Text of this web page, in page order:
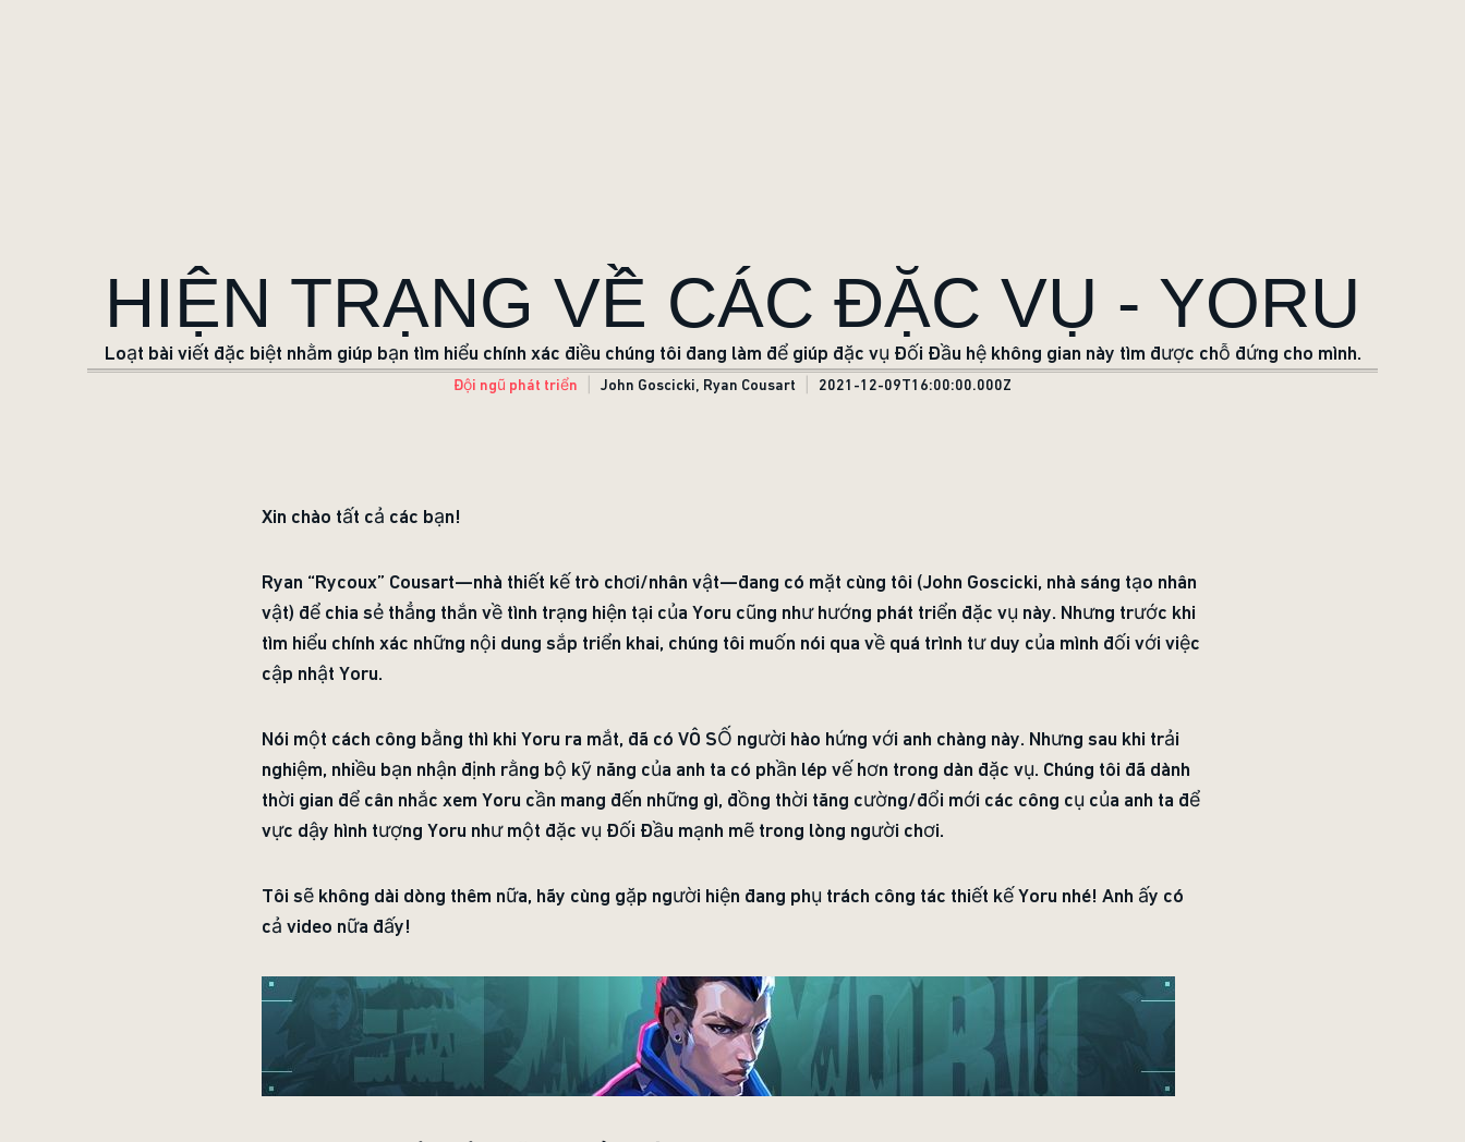
HIỆN TRẠNG VỀ CÁC ĐẶC VỤ - YORU
Loạt bài viết đặc biệt nhằm giúp bạn tìm hiểu chính xác điều chúng tôi đang làm để giúp đặc vụ Đối Đầu hệ không gian này tìm được chỗ đứng cho mình.
Đội ngũ phát triển John Goscicki, Ryan Cousart 2021-12-09T16:00:00.000Z
Xin chào tất cả các bạn!
Ryan “Rycoux” Cousart—nhà thiết kế trò chơi/nhân vật—đang có mặt cùng tôi (John Goscicki, nhà sáng tạo nhân
vật) để chia sẻ thẳng thắn về tình trạng hiện tại của Yoru cũng như hướng phát triển đặc vụ này. Nhưng trước khi
tìm hiểu chính xác những nội dung sắp triển khai, chúng tôi muốn nói qua về quá trình tư duy của mình đối với việc
cập nhật Yoru.
Nói một cách công bằng thì khi Yoru ra mắt, đã có VÔ SỐ người hào hứng với anh chàng này. Nhưng sau khi trải
nghiệm, nhiều bạn nhận định rằng bộ kỹ năng của anh ta có phần lép vế hơn trong dàn đặc vụ. Chúng tôi đã dành
thời gian để cân nhắc xem Yoru cần mang đến những gì, đồng thời tăng cường/đổi mới các công cụ của anh ta để
vực dậy hình tượng Yoru như một đặc vụ Đối Đầu mạnh mẽ trong lòng người chơi.
Tôi sẽ không dài dòng thêm nữa, hãy cùng gặp người hiện đang phụ trách công tác thiết kế Yoru nhé! Anh ấy có
cả video nữa đấy!